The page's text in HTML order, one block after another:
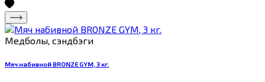
Медболы, сэндбэги
Мяч набивной BRONZE GYM, 3 кг.